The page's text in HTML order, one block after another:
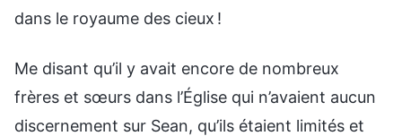
dans le royaume des cieux !
Me disant qu’il y avait encore de nombreux
frères et sœurs dans l’Église qui n’avaient aucun
discernement sur Sean, qu’ils étaient limités et